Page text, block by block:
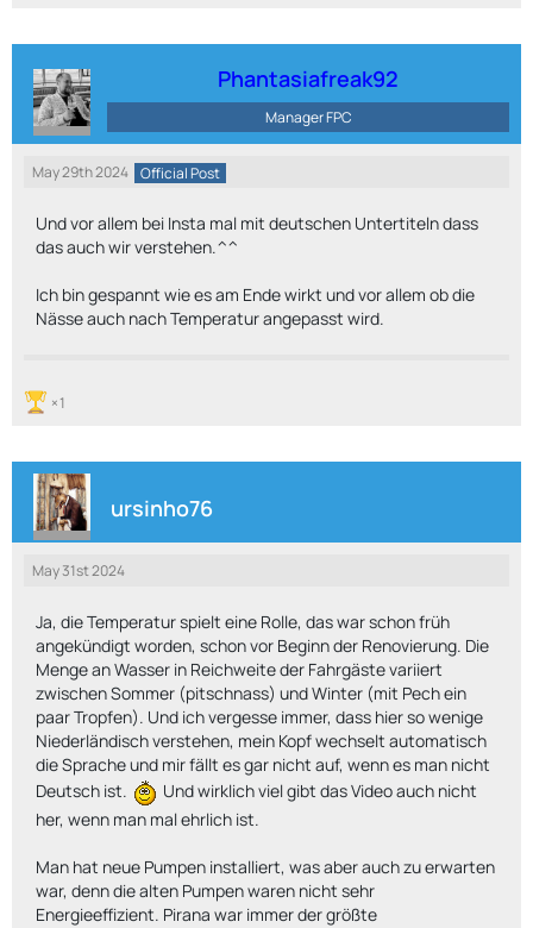
Phantasiafreak92
Manager FPC
May 29th 2024 Official Post
Und vor allem bei Insta mal mit deutschen Untertiteln dass
das auch wir verstehen.^^
Ich bin gespannt wie es am Ende wirkt und vor allem ob die
Nässe auch nach Temperatur angepasst wird.
1
ursinho76
May 31st 2024
Ja, die Temperatur spielt eine Rolle, das war schon früh
angekündigt worden, schon vor Beginn der Renovierung. Die
Menge an Wasser in Reichweite der Fahrgäste variiert
zwischen Sommer (pitschnass) und Winter (mit Pech ein
paar Tropfen). Und ich vergesse immer, dass hier so wenige
Niederländisch verstehen, mein Kopf wechselt automatisch
die Sprache und mir fällt es gar nicht auf, wenn es man nicht
Deutsch ist.
Und wirklich viel gibt das Video auch nicht
her, wenn man mal ehrlich ist.
Man hat neue Pumpen installiert, was aber auch zu erwarten
war, denn die alten Pumpen waren nicht sehr
Energieeffizient. Pirana war immer der größte